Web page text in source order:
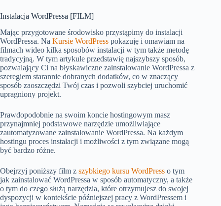
Instalacja WordPressa [FILM]
Mając przygotowane środowisko przystąpimy do instalacji
WordPressa. Na Kursie WordPress pokazuję i omawiam na
filmach wideo kilka sposobów instalacji w tym także metodę
tradycyjną. W tym artykule przedstawię najszybszy sposób,
pozwalający Ci na błyskawiczne zainstalowanie WordPressa z
szeregiem starannie dobranych dodatków, co w znaczący
sposób zaoszczędzi Twój czas i pozwoli szybciej uruchomić
upragniony projekt.
Prawdopodobnie na swoim koncie hostingowym masz
przynajmniej podstawowe narzędzie umożliwiające
zautomatyzowane zainstalowanie WordPressa. Na każdym
hostingu proces instalacji i możliwości z tym związane mogą
być bardzo różne.
Obejrzyj poniższy film z szybkiego kursu WordPress o tym
jak zainstalować WordPressa w sposób automatyczny, a także
o tym do czego służą narzędzia, które otrzymujesz do swojej
dyspozycji w kontekście późniejszej pracy z WordPressem i